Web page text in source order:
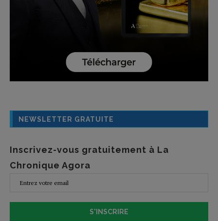
NEWSLETTER GRATUITE
Inscrivez-vous gratuitement à La
Chronique Agora
S'INSCRIRE